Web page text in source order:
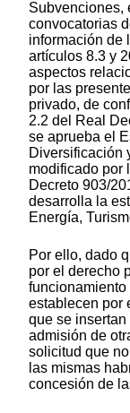
Subvenciones,
convocatorias
información de
artículos 8.3 y
aspectos
por las
privado, de
2.2 del Real
se aprueba el
Diversificación
modificado por
Decreto 903/
desarrolla la
Energía,
Por ello, dado
por el derecho
establecen por
que se
admisión de
solicitud que
las mismas
concesión de